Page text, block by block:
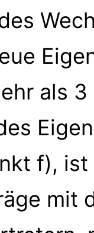
als
f),
mit